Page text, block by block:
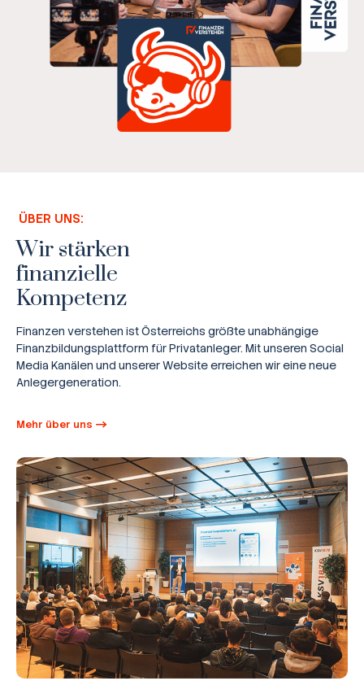
ÜBER UNS:
Wir stärken
finanzielle
Kompetenz
Finanzen verstehen ist Österreichs größte unabhängige
Finanzbildungsplattform für Privatanleger. Mit unseren Social
Media Kanälen und unserer Website erreichen wir eine neue
Anlegergeneration.
Mehr über uns